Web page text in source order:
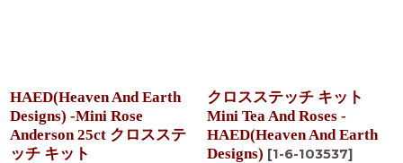
HAED(Heaven And Earth
Designs) -Mini Rose
Anderson 25ct クロスステ
ッチ キット
クロスステッチ キット
Mini Tea And Roses -
HAED(Heaven And Earth
Designs) [1-6-103537]